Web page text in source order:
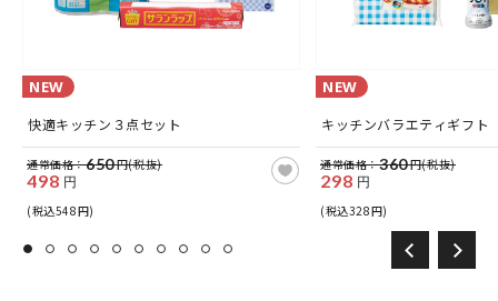
NEW
快適キッチン３点セット
通常価格：650円(税抜)
498 円
(税込548円)
NEW
キッチンバラエティギフト
通常価格：360円(税抜)
298 円
(税込328円)